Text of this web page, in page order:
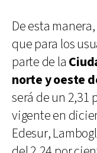
De esta
que para los
parte de la
norte y oeste
será de un 2,31
vigente en
Edesur,